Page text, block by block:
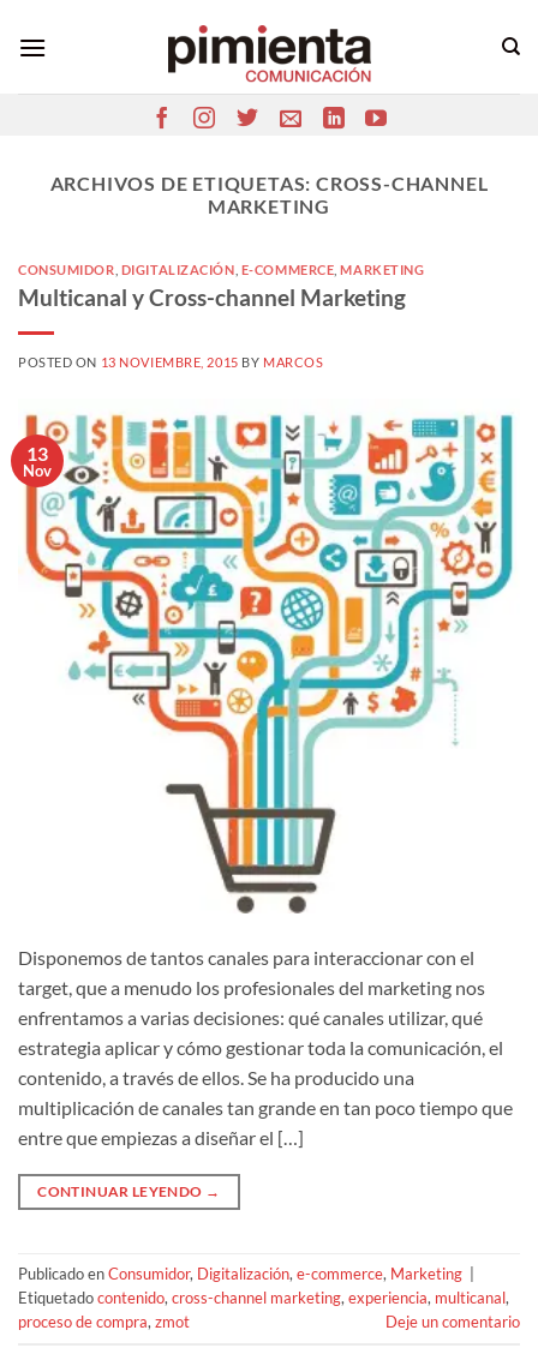
ARCHIVOS DE ETIQUETAS: CROSS-CHANNEL
MARKETING
CONSUMIDOR DIGITALIZACIÓN E-COMMERCE ,MARKETING
Multicanal y Cross-channel Marketing
POSTED ON 13 NOVIEMBRE, 2015 BY MARCOS
13
Nov
Disponemos de tantos canales para interaccionar con el
target, que a menudo los profesionales del marketing nos
enfrentamos a varias decisiones: qué canales utilizar, qué
estrategia aplicar y cómo gestionar toda la comunicación, el
contenido, a través de ellos. Se ha producido una
multiplicación de canales tan grande en tan poco tiempo que
entre que empiezas a diseñar el […]
CONTINUAR LEYENDO →
Publicado enConsumidor, Digitalización,e-commerce, Marketing
Etiquetadocontenido,cross-channel marketing,experiencia, multicanal,
proceso de compra,zmot Deje un comentario